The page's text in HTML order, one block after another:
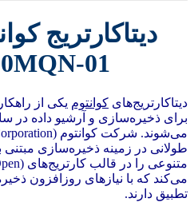
دیتاکارتریج‌های کوانتوم یکی از
برای ذخیره‌سازی و آرشیو داده در
طولانی در زمینه ذخیره‌سازی
می‌کند که با نیازهای روزافزون
تطبیق دارند.